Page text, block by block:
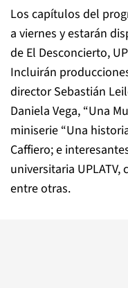
Los capítulos del
a viernes y estarán
de El Desconcierto,
Incluirán
director Sebastián
Daniela Vega, “Una
miniserie “Una
Caffiero; e
universitaria UPLATV,
entre otras.